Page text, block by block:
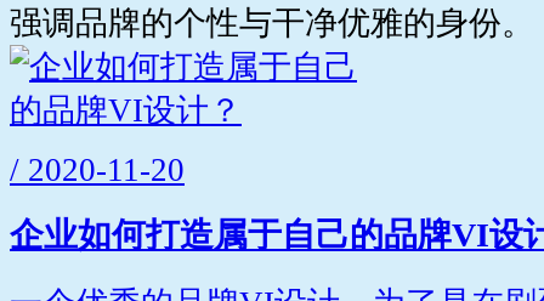
强调品牌的个性与干净优雅的身份。
/ 2020-11-20
企业如何打造属于自己的品牌VI设